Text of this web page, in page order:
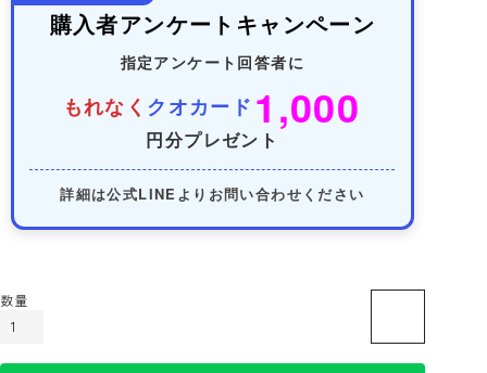
購入者アンケートキャンペーン
指定アンケート回答者に
もれなく クオカード 1,000
円分プレゼント
詳細は公式LINEよりお問い合わせください